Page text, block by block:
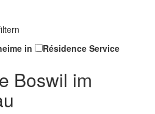
in Résidence Service
Boswil im